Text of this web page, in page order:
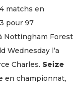
matchs en
pour 97
Nottingham Forest
Wednesday l’a
Charles. Seize
en championnat,